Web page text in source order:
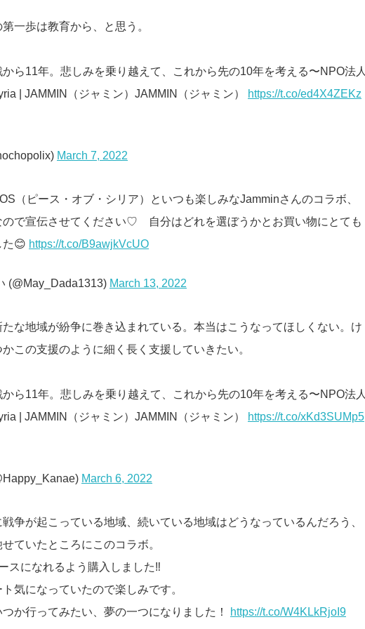
一歩は教育から、と思う。
ら11年。悲しみを乗り越えて、これから先の10年を考える〜NPO法人
| JAMMIN（ジャミン）JAMMIN（ジャミン）
https://t.co/ed4X4ZEKz
March 7, 2022
（ピース・オブ・シリア）といつも楽しみなJamminさんのコラボ、
ので宣伝させてください♡ 自分はどれを選ぼうかとお買い物にとても
た😊 https://t.co/B9awjkVcUO
(@May_Dada1313) March 13, 2022
な地域が紛争に巻き込まれている。本当はこうなってほしくない。け
この支援のように細く長く支援していきたい。
ら11年。悲しみを乗り越えて、これから先の10年を考える〜NPO法人
| JAMMIN（ジャミン）JAMMIN（ジャミン）
https://t.co/xKd3SUMp5
March 6, 2022
争が起こっている地域、続いている地域はどうなっているんだろう、
ていたところにこのコラボ。
スになれるよう購入しました‼️
気になっていたので楽しみです。
か行ってみたい、夢の一つになりました！
https://t.co/W4KLkRjoI9